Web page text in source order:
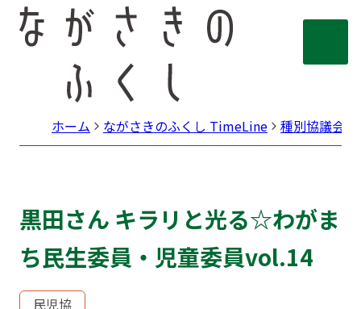
ホーム ながさきのふくし TimeLine 種別協議会
黒田さん キラリと光る☆わがま
ち民生委員・児童委員vol.14
民児協